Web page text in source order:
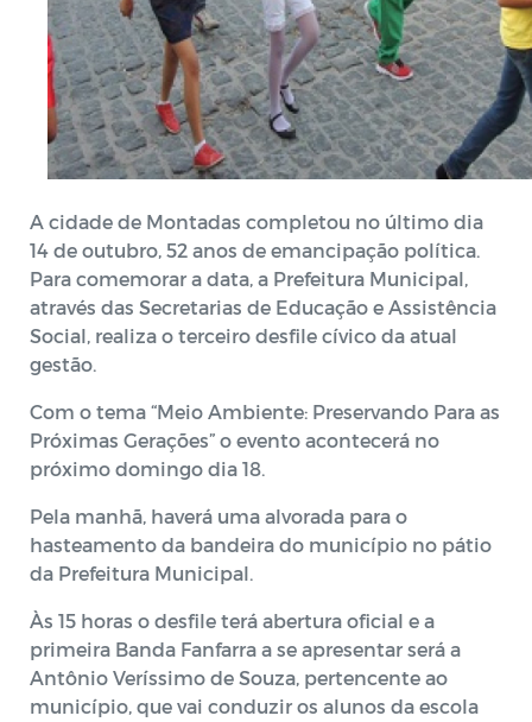
A cidade de Montadas completou no último dia
14 de outubro, 52 anos de emancipação política.
Para comemorar a data, a Prefeitura Municipal,
através das Secretarias de Educação e Assistência
Social, realiza o terceiro desfile cívico da atual
gestão.
Com o tema “Meio Ambiente: Preservando Para as
Próximas Gerações” o evento acontecerá no
próximo domingo dia 18.
Pela manhã, haverá uma alvorada para o
hasteamento da bandeira do município no pátio
da Prefeitura Municipal.
Às 15 horas o desfile terá abertura oficial e a
primeira Banda Fanfarra a se apresentar será a
Antônio Veríssimo de Souza, pertencente ao
município, que vai conduzir os alunos da escola